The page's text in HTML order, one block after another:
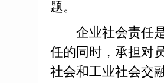
题。
企业社会责任是
任的同时，承担对
社会和工业社会交